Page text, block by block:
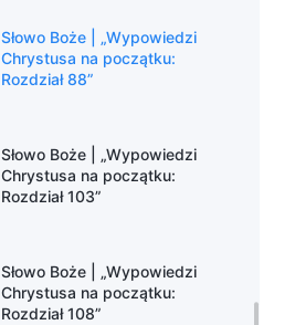
Słowo Boże | „Wypowiedzi
Chrystusa na początku:
Rozdział 88”
Słowo Boże | „Wypowiedzi
Chrystusa na początku:
Rozdział 103”
Słowo Boże | „Wypowiedzi
Chrystusa na początku:
Rozdział 108”